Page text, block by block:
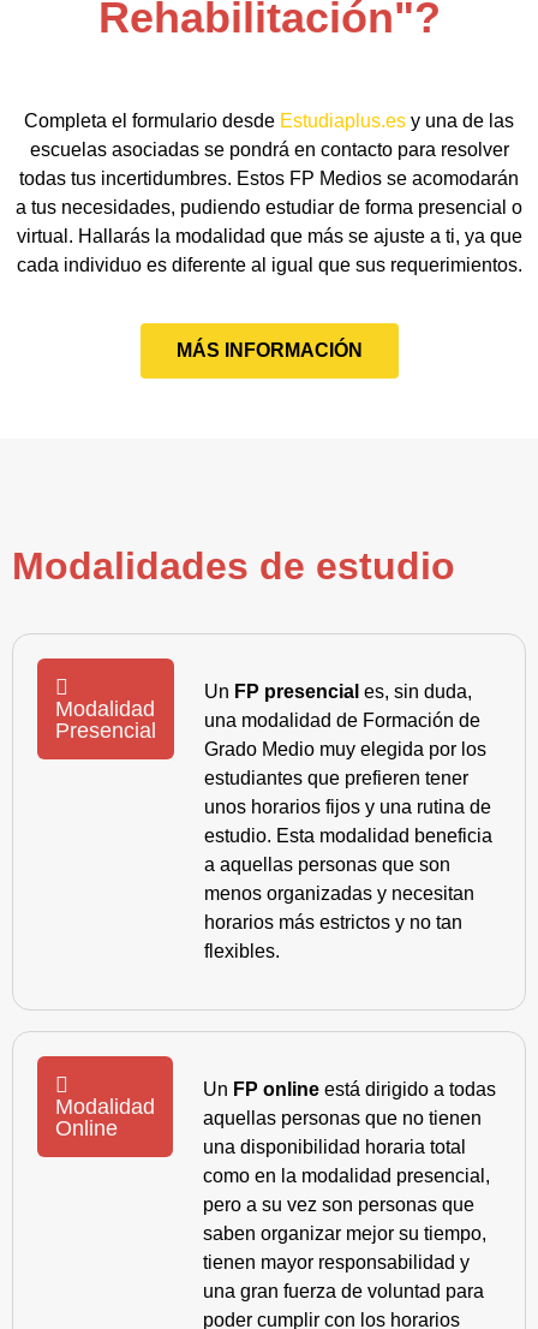
Rehabilitación"?
Completa el formulario desde Estudiaplus.es y una de las
escuelas asociadas se pondrá en contacto para resolver
todas tus incertidumbres. Estos FP Medios se acomodarán
a tus necesidades, pudiendo estudiar de forma presencial o
virtual. Hallarás la modalidad que más se ajuste a ti, ya que
cada individuo es diferente al igual que sus requerimientos.
MÁS INFORMACIÓN
Modalidades de estudio
Modalidad
Presencial
Un FP presencial es, sin duda,
una modalidad de Formación de
Grado Medio muy elegida por los
estudiantes que prefieren tener
unos horarios fijos y una rutina de
estudio. Esta modalidad beneficia
a aquellas personas que son
menos organizadas y necesitan
horarios más estrictos y no tan
flexibles.
Modalidad
Online
Un FP online está dirigido a todas
aquellas personas que no tienen
una disponibilidad horaria total
como en la modalidad presencial,
pero a su vez son personas que
saben organizar mejor su tiempo,
tienen mayor responsabilidad y
una gran fuerza de voluntad para
poder cumplir con los horarios